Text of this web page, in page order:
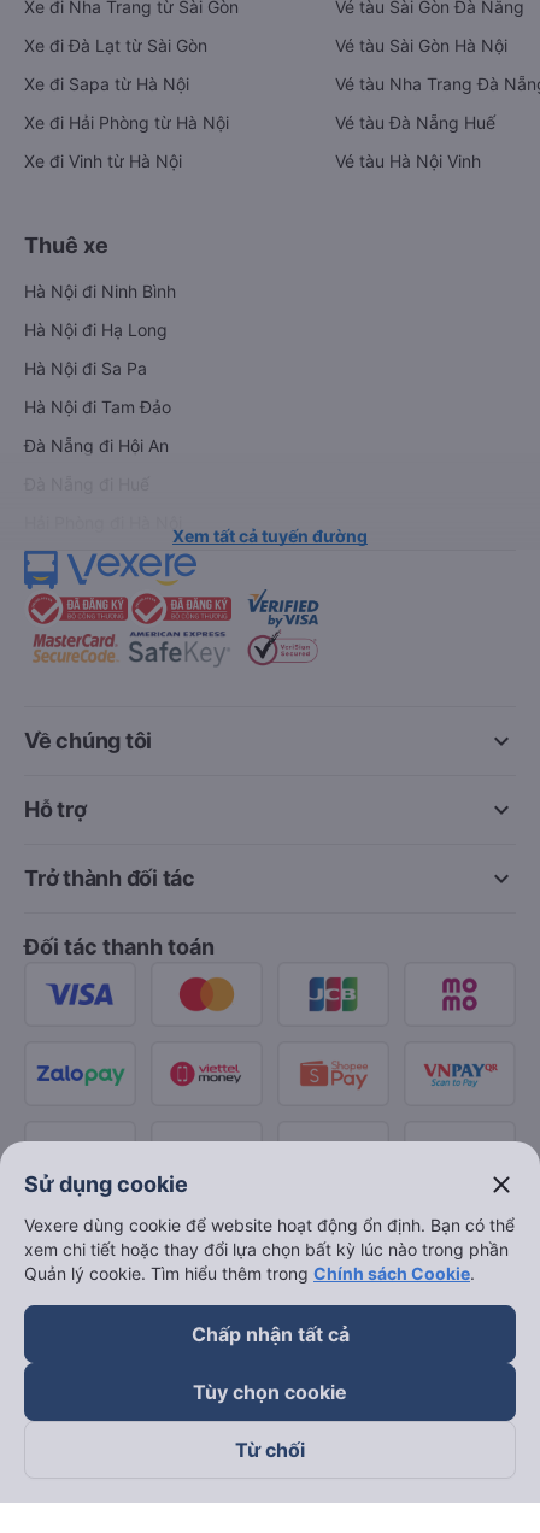
Xe đi Nha Trang từ Sài Gòn
Xe đi Đà Lạt từ Sài Gòn
Xe đi Sapa từ Hà Nội
Xe đi Hải Phòng từ Hà Nội
Xe đi Vinh từ Hà Nội
Vé tàu Sài Gòn Đà Nẵng
Vé tàu Sài Gòn Hà Nội
Vé tàu Nha Trang Đà
Vé tàu Đà Nẵng Huế
Vé tàu Hà Nội Vinh
Thuê xe
Hà Nội đi Ninh Bình
Hà Nội đi Hạ Long
Hà Nội đi Sa Pa
Hà Nội đi Tam Đảo
Đà Nẵng đi Hội An
Xem tất cả tuyến đường
keyboard_arrow_down
Về chúng tôi
keyboard_arrow_down
Hỗ trợ
keyboard_arrow_down
Trở thành đối tác
Đối tác thanh toán
Theo dõi chúng tôi trên
Sử dụng cookie close
Vexere dùng cookie để website hoạt động ổn định. Bạn có thể
xem chi tiết hoặc thay đổi lựa chọn bất kỳ lúc nào trong phần
Quản lý cookie. Tìm hiểu thêm trong Chính sách Cookie.
Chấp nhận tất cả
Tùy chọn cookie
Từ chối